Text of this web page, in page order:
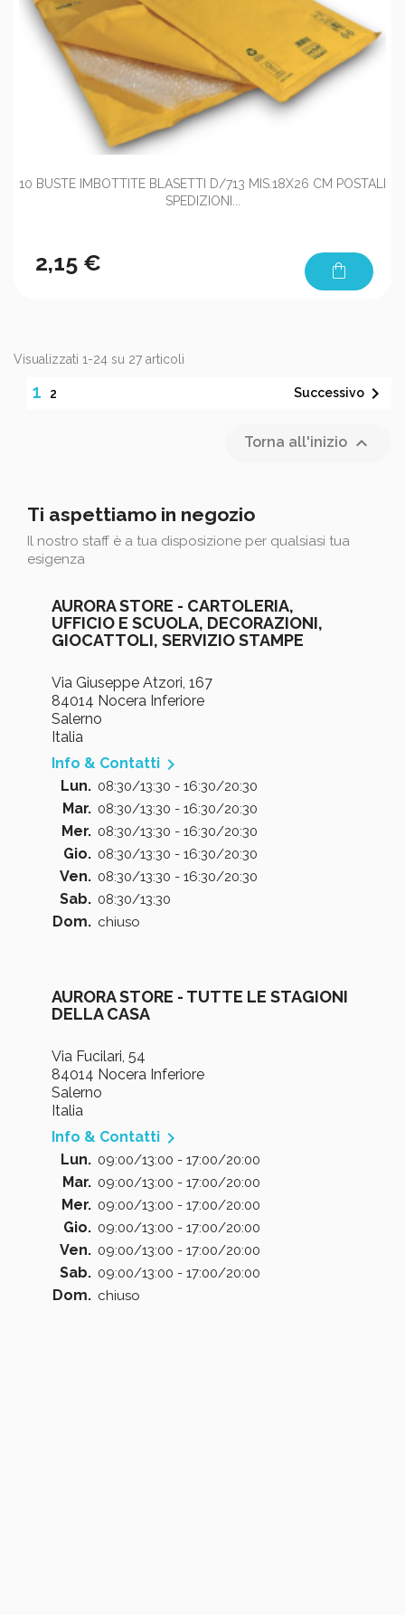
10 BUSTE IMBOTTITE BLASETTI D/713 MIS.18X26 CM POSTALI
SPEDIZIONI...
2,15 € shopping_bag
Visualizzati 1-24 su 27 articoli
1 2 Successivo 
Torna all'inizio 
Ti aspettiamo in negozio
Il nostro staff è a tua disposizione per qualsiasi tua
esigenza
AURORA STORE - CARTOLERIA,
UFFICIO E SCUOLA, DECORAZIONI,
GIOCATTOLI, SERVIZIO STAMPE
Via Giuseppe Atzori, 167
84014 Nocera Inferiore
Salerno
Italia
Info & Contatti 
Lun. 08:30/13:30 - 16:30/20:30
Mar. 08:30/13:30 - 16:30/20:30
Mer. 08:30/13:30 - 16:30/20:30
Gio. 08:30/13:30 - 16:30/20:30
Ven. 08:30/13:30 - 16:30/20:30
Sab. 08:30/13:30
Dom. chiuso
AURORA STORE - TUTTE LE STAGIONI
DELLA CASA
Via Fucilari, 54
84014 Nocera Inferiore
Salerno
Italia
Info & Contatti 
Lun. 09:00/13:00 - 17:00/20:00
Mar. 09:00/13:00 - 17:00/20:00
Mer. 09:00/13:00 - 17:00/20:00
Gio. 09:00/13:00 - 17:00/20:00
Ven. 09:00/13:00 - 17:00/20:00
Sab. 09:00/13:00 - 17:00/20:00
Dom. chiuso